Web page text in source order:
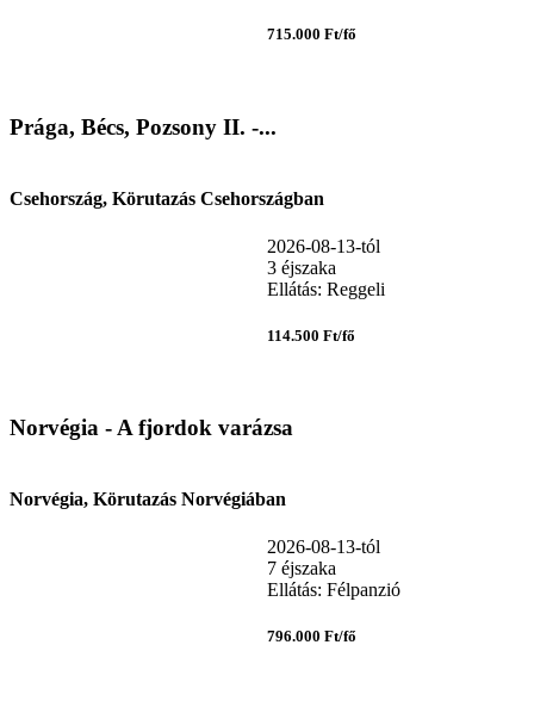
715.000 Ft/fő
Prága, Bécs, Pozsony II. -...
Csehország, Körutazás Csehországban
2026-08-13-tól
3 éjszaka
Ellátás: Reggeli
114.500 Ft/fő
Norvégia - A fjordok varázsa
Norvégia, Körutazás Norvégiában
2026-08-13-tól
7 éjszaka
Ellátás: Félpanzió
796.000 Ft/fő